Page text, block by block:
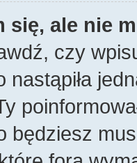
się, ale nie
czy
nastąpiła
będziesz